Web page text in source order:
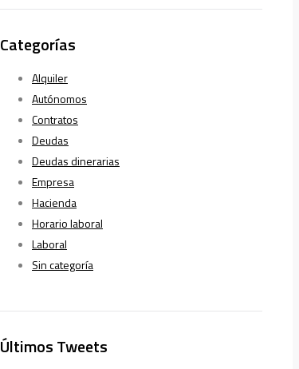
Categorías
Alquiler
Autónomos
Contratos
Deudas
Deudas dinerarias
Empresa
Hacienda
Horario laboral
Laboral
Sin categoría
Últimos Tweets